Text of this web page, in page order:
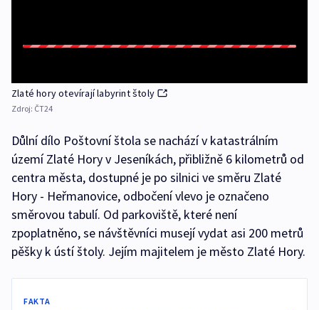
Zlaté hory otevírají labyrint štoly
Zdroj: ČT24
Důlní dílo Poštovní štola se nachází v katastrálním
území Zlaté Hory v Jeseníkách, přibližně 6 kilometrů od
centra města, dostupné je po silnici ve směru Zlaté
Hory - Heřmanovice, odbočení vlevo je označeno
směrovou tabulí. Od parkoviště, které není
zpoplatněno, se návštěvníci musejí vydat asi 200 metrů
pěšky k ústí štoly. Jejím majitelem je město Zlaté Hory.
FAKTA